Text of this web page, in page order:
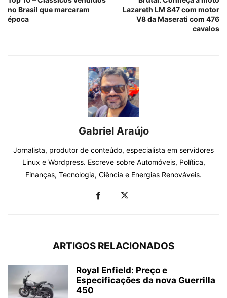
no Brasil que marcaram
época
Lazareth LM 847 com motor
V8 da Maserati com 476
cavalos
Gabriel Araújo
Jornalista, produtor de conteúdo, especialista em servidores
Linux e Wordpress. Escreve sobre Automóveis, Política,
Finanças, Tecnologia, Ciência e Energias Renováveis.
ARTIGOS RELACIONADOS
Royal Enfield: Preço e
Especificações da nova Guerrilla
450